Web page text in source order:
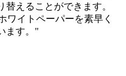
えることができます。
ワイトペーパーを素早く
す。 "